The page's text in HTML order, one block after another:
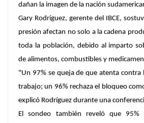
dañan la imagen de la nación
Gary Rodríguez, gerente del IBCE,
presión afectan no solo a la cadena
toda la población, debido al imparto
de alimentos, combustibles y
"Un 97% se queja de que atenta contra
trabajo; un 96% rechaza el bloqueo
explicó Rodríguez durante una
El sondeo también reveló que 95%